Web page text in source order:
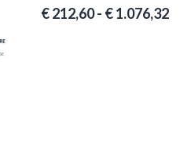
€212,60- €1.076,32